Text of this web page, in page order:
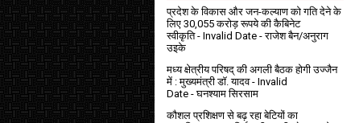
प्रदेश के विकास और जन-कल्याण को गति देने के
लिए 30,055 करोड़ रूपये की कैबिनेट
स्वीकृति- Invalid Date - राजेश बैन/अनुराग
उइके
मध्य क्षेत्रीय परिषद् की अगली बैठक होगी उज्जैन
में : मुख्यमंत्री डॉ. यादव- Invalid
Date - घनश्याम सिरसाम
कौशल प्रशिक्षण से बढ़ रहा बेटियों का